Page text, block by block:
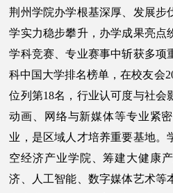
荆州学院办学根基深厚、发展步
学实力稳步攀升，办学成果亮点
学科竞赛、专业赛事中斩获多项
科中国大学排名榜单，在校友会
位列第18名，行业认可度与社会
动画、网络与新媒体等专业紧
业，是区域人才培养重要基地。
空经济产业学院、筹建大健康
济、人工智能、数字媒体艺术等